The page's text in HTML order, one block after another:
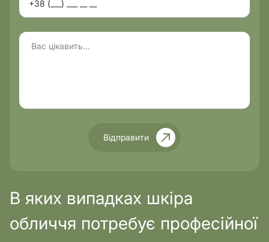
Відправити
В яких випадках шкіра
обличчя потребує професійної